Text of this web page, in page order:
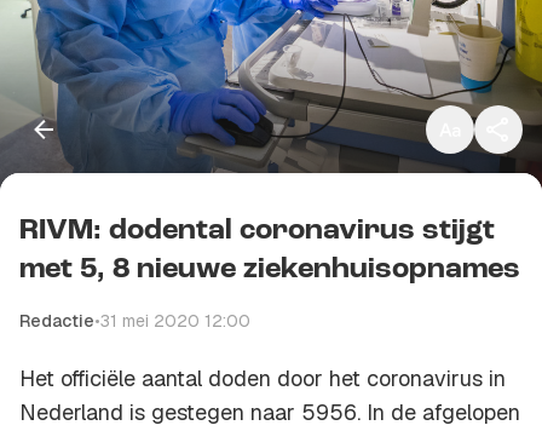
Klein
Standaard
Groot
Kopieer link
RIVM: dodental coronavirus stijgt
met 5, 8 nieuwe ziekenhuisopnames
Redactie•31 mei 2020 12:00
Het officiële aantal doden door het coronavirus in
Nederland is gestegen naar 5956. In de afgelopen